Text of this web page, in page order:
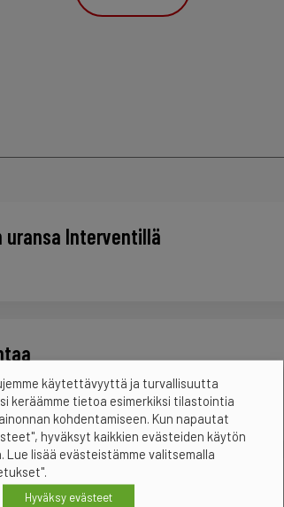
Interventillä
käytettävyyttä ja turvallisuutta
keräämme tietoa esimerkiksi tilastointia
kohdentamiseen. Kun napautat
hyväksyt kaikkien evästeiden käytön
Lue lisää evästeistämme valitsemalla
Hyväksy evästeet